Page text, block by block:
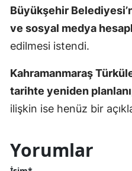
Büyükşehir
ve sosyal medya
edilmesi istendi.
Kahramanmaraş
tarihte yeniden
ilişkin ise henüz bir
Yorumlar